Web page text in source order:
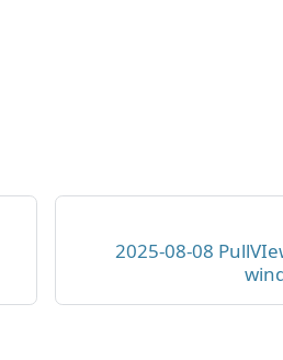
2025-08-08